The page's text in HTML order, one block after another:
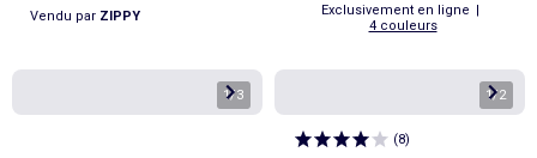
Vendu par ZIPPY Exclusivement en ligne |
4 couleurs
1/3 1/2
(8)